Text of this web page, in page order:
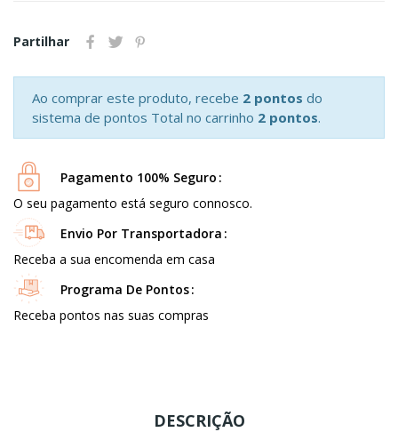
Partilhar
Ao comprar este produto, recebe 2 pontos do
sistema de pontos Total no carrinho 2 pontos.
Pagamento 100% Seguro
O seu pagamento está seguro connosco.
Envio Por Transportadora
Receba a sua encomenda em casa
Programa De Pontos
Receba pontos nas suas compras
DESCRIÇÃO